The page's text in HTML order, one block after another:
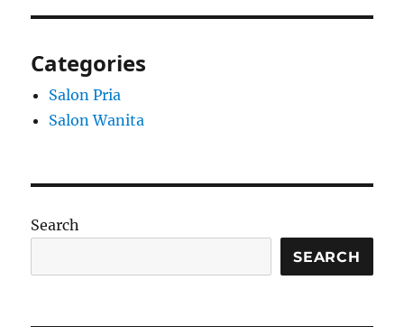
Categories
Salon Pria
Salon Wanita
Search
SEARCH